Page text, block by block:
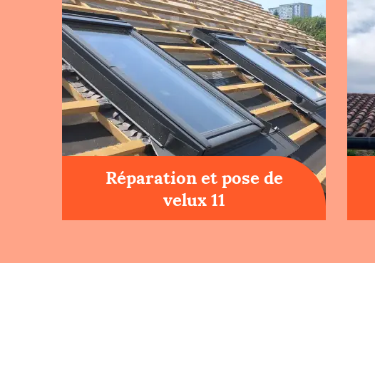
Réparation et pose de
velux 11